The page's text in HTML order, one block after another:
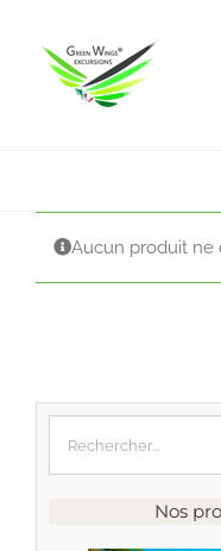
contenu
Aucun produit ne
Nos